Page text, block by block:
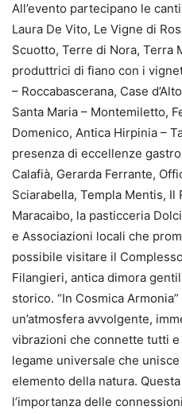
All’evento partecipano le
Laura De Vito, Le Vigne di
Scuotto, Terre di Nora, Terra
produttrici di fiano con i
– Roccabascerana, Case
Santa Maria – Montemiletto,
Domenico, Antica Hirpinia –
presenza di eccellenze
Calafià, Gerarda Ferrante,
Sciarabella, Templa Mentis,
Maracaibo, la pasticceria
e Associazioni locali che
possibile visitare il
Filangieri, antica dimora
storico. “In Cosmica
un’atmosfera avvolgente,
vibrazioni che connette tutti
legame universale che
elemento della natura.
l’importanza delle